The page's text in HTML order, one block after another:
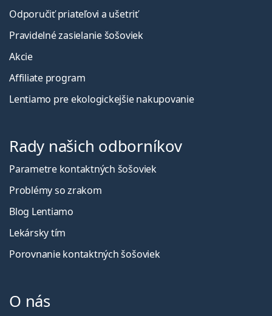
Odporučiť priateľovi a ušetriť
Pravidelné zasielanie šošoviek
Akcie
Affiliate program
Lentiamo pre ekologickejšie nakupovanie
Rady našich odborníkov
Parametre kontaktných šošoviek
Problémy so zrakom
Blog Lentiamo
Lekársky tím
Porovnanie kontaktných šošoviek
O nás